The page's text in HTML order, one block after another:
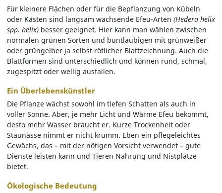
Für kleinere Flächen oder für die Bepflanzung von Kübeln
oder Kästen sind langsam wachsende Efeu-Arten (Hedera helix
spp. helix) besser geeignet. Hier kann man wählen zwischen
normalen grünen Sorten und buntlaubigen mit grünweißer
oder grüngelber ja selbst rötlicher Blattzeichnung. Auch die
Blattformen sind unterschiedlich und können rund, schmal,
zugespitzt oder wellig ausfallen.
Ein Überlebenskünstler
Die Pflanze wächst sowohl im tiefen Schatten als auch in
voller Sonne. Aber, je mehr Licht und Wärme Efeu bekommt,
desto mehr Wasser braucht er. Kurze Trockenheit oder
Staunässe nimmt er nicht krumm. Eben ein pflegeleichtes
Gewächs, das – mit der nötigen Vorsicht verwendet – gute
Dienste leisten kann und Tieren Nahrung und Nistplätze
bietet.
Ökologische Bedeutung